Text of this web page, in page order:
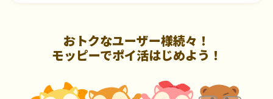
おトクなユーザー様続々！
モッピーでポイ活はじめよう！